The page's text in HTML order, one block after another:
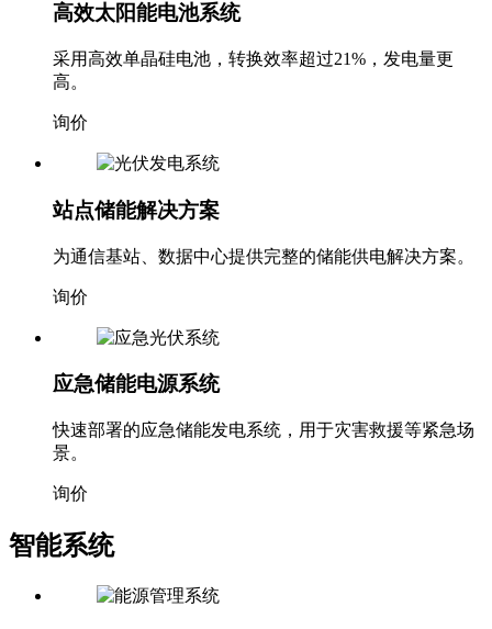
高效太阳能电池系统
采用高效单晶硅电池，转换效率超过21%，发电量更
高。
询价
站点储能解决方案
为通信基站、数据中心提供完整的储能供电解决方案。
询价
应急储能电源系统
快速部署的应急储能发电系统，用于灾害救援等紧急场
景。
询价
智能系统